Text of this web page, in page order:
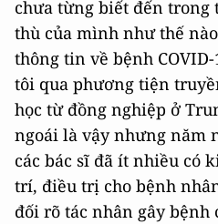
chưa từng biết đến trong
thù của mình như thế
thông tin về bệnh
tôi qua phương tiện
học từ đồng nghiệp ở
ngoái là vậy nhưng năm
các bác sĩ đã ít nhiều có
trí, điều trị cho bệnh
đối rõ tác nhân gây